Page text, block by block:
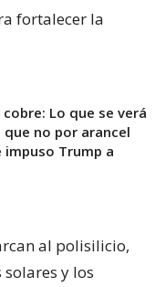
fortalecer la
Lo que se verá
no por arancel
impuso Trump a
al polisilicio,
y los